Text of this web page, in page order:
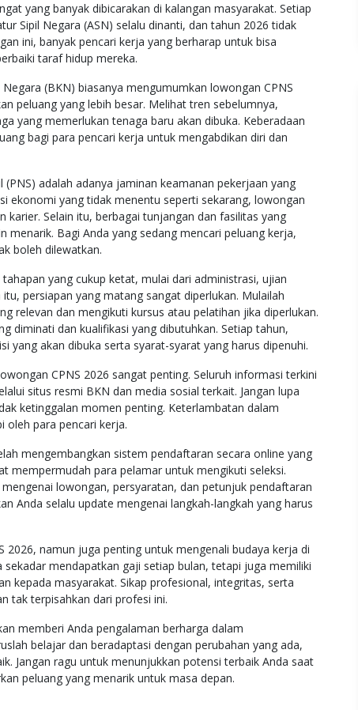
yang banyak dibicarakan di kalangan masyarakat. Setiap
Sipil Negara (ASN) selalu dinanti, dan tahun 2026 tidak
ini, banyak pencari kerja yang berharap untuk bisa
taraf hidup mereka.
(BKN) biasanya mengumumkan lowongan CPNS
peluang yang lebih besar. Melihat tren sebelumnya,
yang memerlukan tenaga baru akan dibuka. Keberadaan
bagi para pencari kerja untuk mengabdikan diri dan
adalah adanya jaminan keamanan pekerjaan yang
ekonomi yang tidak menentu seperti sekarang, lowongan
Selain itu, berbagai tunjangan dan fasilitas yang
Bagi Anda yang sedang mencari peluang kerja,
boleh dilewatkan.
yang cukup ketat, mulai dari administrasi, ujian
persiapan yang matang sangat diperlukan. Mulailah
relevan dan mengikuti kursus atau pelatihan jika diperlukan.
diminati dan kualifikasi yang dibutuhkan. Setiap tahun,
yang akan dibuka serta syarat-syarat yang harus dipenuhi.
CPNS 2026 sangat penting. Seluruh informasi terkini
situs resmi BKN dan media sosial terkait. Jangan lupa
ketinggalan momen penting. Keterlambatan dalam
oleh para pencari kerja.
mengembangkan sistem pendaftaran secara online yang
mempermudah para pelamar untuk mengikuti seleksi.
lowongan, persyaratan, dan petunjuk pendaftaran
Anda selalu update mengenai langkah-langkah yang harus
namun juga penting untuk mengenali budaya kerja di
mendapatkan gaji setiap bulan, tetapi juga memiliki
kepada masyarakat. Sikap profesional, integritas, serta
tak terpisahkan dari profesi ini.
memberi Anda pengalaman berharga dalam
belajar dan beradaptasi dengan perubahan yang ada,
Jangan ragu untuk menunjukkan potensi terbaik Anda saat
peluang yang menarik untuk masa depan.